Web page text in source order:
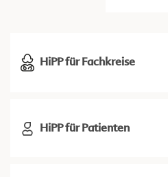
HiPP für Fachkreise
HiPP für Patienten